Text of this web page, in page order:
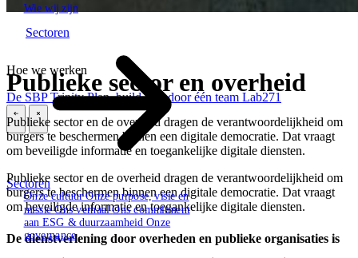
Wie wij zijn
Onze cultuurOnze purpose, visie en
missieOns verhaalOns commitment
aan ESG & duurzaamheid Onze
governance
Hoe we werken
De SBP TrinityPlan, build, run door één team Lab271
\ \
Sectoren
Sectoren
Publieke sector en overheid
Publieke sector en de overheid dragen de verantwoordelijkheid om
burgers te beschermen binnen een digitale democratie. Dat vraagt
om beveiligde informatie en toegankelijke digitale diensten.
Publieke sector en de overheid dragen de verantwoordelijkheid om
burgers te beschermen binnen een digitale democratie. Dat vraagt
om beveiligde informatie en toegankelijke digitale diensten.
De dienstverlening door overheden en publieke organisaties is